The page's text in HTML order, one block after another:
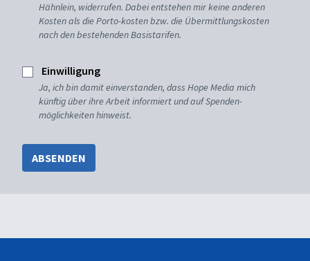
Hähnlein, widerrufen. Dabei entstehen mir keine anderen
Kosten als die Porto-kosten bzw. die Übermittlungskosten
nach den bestehenden Basistarifen.
Einwilligung
Ja, ich bin damit einverstanden, dass Hope Media mich
künftig über ihre Arbeit informiert und auf Spenden-
möglichkeiten hinweist.
ABSENDEN